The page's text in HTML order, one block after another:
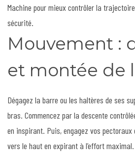
Machine pour mieux contrôler la
sécurité.
Mouvement :
et montée de
Dégagez la barre ou les haltères de ses
bras. Commencez par la descente
en inspirant. Puis, engagez vos
vers le haut en expirant à l’effort maximal.